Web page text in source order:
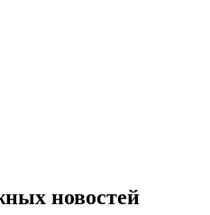
новостей